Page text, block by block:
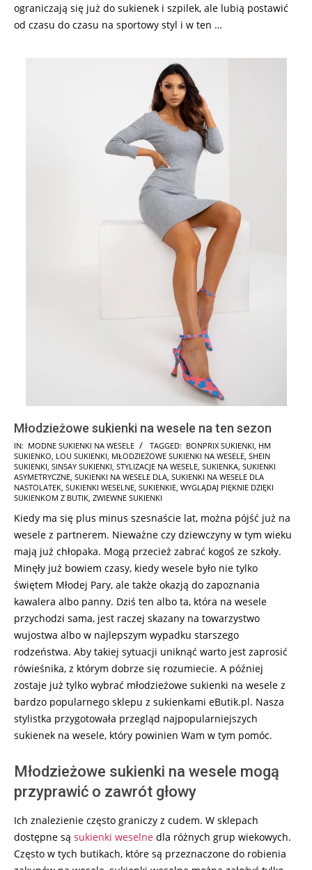
ograniczają się już do sukienek i szpilek, ale lubią postawić
od czasu do czasu na sportowy styl i w ten …
Młodzieżowe sukienki na wesele na ten sezon
2025-
10-
18
IN: MODNE SUKIENKI NA WESELE TAGGED: BONPRIX SUKIENKI HM
SUKIENKO LOU SUKIENKI MŁODZIEŻOWE SUKIENKI NA WESELE SHEIN
SUKIENKI SINSAY SUKIENKI STYLIZACJE NA WESELE SUKIENKA SUKIENKI
ASYMETRYCZNE SUKIENKI NA WESELE DLA SUKIENKI NA WESELE DLA
NASTOLATEK SUKIENKI WESELNE SUKIENKIE WYGLĄDAJ PIĘKNIE DZIĘKI
SUKIENKOM Z BUTIK ZWIEWNE SUKIENKI
Kiedy ma się plus minus szesnaście lat, można pójść już na
wesele z partnerem. Nieważne czy dziewczyny w tym wieku
mają już chłopaka. Mogą przecież zabrać kogoś ze szkoły.
Minęły już bowiem czasy, kiedy wesele było nie tylko
świętem Młodej Pary, ale także okazją do zapoznania
kawalera albo panny. Dziś ten albo ta, która na wesele
przychodzi sama, jest raczej skazany na towarzystwo
wujostwa albo w najlepszym wypadku starszego
rodzeństwa. Aby takiej sytuacji uniknąć warto jest zaprosić
rówieśnika, z którym dobrze się rozumiecie. A później
zostaje już tylko wybrać młodzieżowe sukienki na wesele z
bardzo popularnego sklepu z sukienkami eButik.pl. Nasza
stylistka przygotowała przegląd najpopularniejszych
sukienek na wesele, który powinien Wam w tym pomóc.
Młodzieżowe sukienki na wesele mogą
przyprawić o zawrót głowy
Ich znalezienie często graniczy z cudem. W sklepach
dostępne są sukienki weselne dla różnych grup wiekowych.
Często w tych butikach, które są przeznaczone do robienia